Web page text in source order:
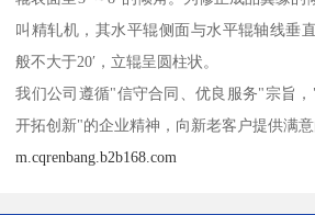
叫精轧机，其水平辊侧面与水平辊轴线垂
般不大于20′，立辊呈圆柱状。
我们公司遵循"信守合同、优良服务"宗旨，
开拓创新"的企业精神，向新老客户提供满意
m.cqrenbang.b2b168.com